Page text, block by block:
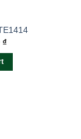
₫